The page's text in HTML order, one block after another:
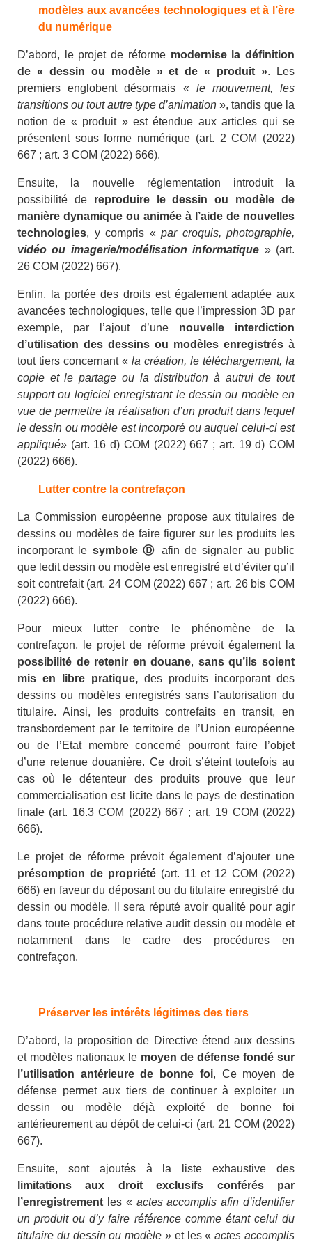
modèles aux avancées technologiques et à l’ère
du numérique
D’abord, le projet de réforme modernise la définition
de « dessin ou modèle » et de « produit ». Les
premiers englobent désormais « le mouvement, les
transitions ou tout autre type d’animation », tandis que la
notion de « produit » est étendue aux articles qui se
présentent sous forme numérique (art. 2 COM (2022)
667 ; art. 3 COM (2022) 666).
Ensuite, la nouvelle réglementation introduit la
possibilité de reproduire le dessin ou modèle de
manière dynamique ou animée à l’aide de nouvelles
technologies, y compris « par croquis, photographie,
vidéo ou imagerie/modélisation informatique » (art.
26 COM (2022) 667).
Enfin, la portée des droits est également adaptée aux
avancées technologiques, telle que l’impression 3D par
exemple, par l’ajout d’une nouvelle interdiction
d’utilisation des dessins ou modèles enregistrés à
tout tiers concernant « la création, le téléchargement, la
copie et le partage ou la distribution à autrui de tout
support ou logiciel enregistrant le dessin ou modèle en
vue de permettre la réalisation d’un produit dans lequel
le dessin ou modèle est incorporé ou auquel celui-ci est
appliqué» (art. 16 d) COM (2022) 667 ; art. 19 d) COM
(2022) 666).
Lutter contre la contrefaçon
La Commission européenne propose aux titulaires de
dessins ou modèles de faire figurer sur les produits les
incorporant le symboleⒹ afin de signaler au public
que ledit dessin ou modèle est enregistré et d’éviter qu’il
soit contrefait (art. 24 COM (2022) 667 ; art. 26 bis COM
(2022) 666).
Pour mieux lutter contre le phénomène de la
contrefaçon, le projet de réforme prévoit également la
possibilité de retenir en douane, sans qu’ils soient
mis en libre pratique, des produits incorporant des
dessins ou modèles enregistrés sans l’autorisation du
titulaire. Ainsi, les produits contrefaits en transit, en
transbordement par le territoire de l’Union européenne
ou de l’Etat membre concerné pourront faire l’objet
d’une retenue douanière. Ce droit s’éteint toutefois au
cas où le détenteur des produits prouve que leur
commercialisation est licite dans le pays de destination
finale (art. 16.3 COM (2022) 667 ; art. 19 COM (2022)
666).
Le projet de réforme prévoit également d’ajouter une
présomption de propriété(art. 11 et 12 COM (2022)
666) en faveur du déposant ou du titulaire enregistré du
dessin ou modèle. Il sera réputé avoir qualité pour agir
dans toute procédure relative audit dessin ou modèle et
notamment dans le cadre des procédures en
contrefaçon.
Préserver les intérêts légitimes des tiers
D’abord, la proposition de Directive étend aux dessins
et modèles nationaux le moyen de défense fondé sur
l’utilisation antérieure de bonne foi, Ce moyen de
défense permet aux tiers de continuer à exploiter un
dessin ou modèle déjà exploité de bonne foi
antérieurement au dépôt de celui-ci (art. 21 COM (2022)
667).
Ensuite, sont ajoutés à la liste exhaustive des
limitations aux droit exclusifs conférés par
l’enregistrement les « actes accomplis afin d’identifier
un produit ou d’y faire référence comme étant celui du
titulaire du dessin ou modèle » et les «actes accomplis